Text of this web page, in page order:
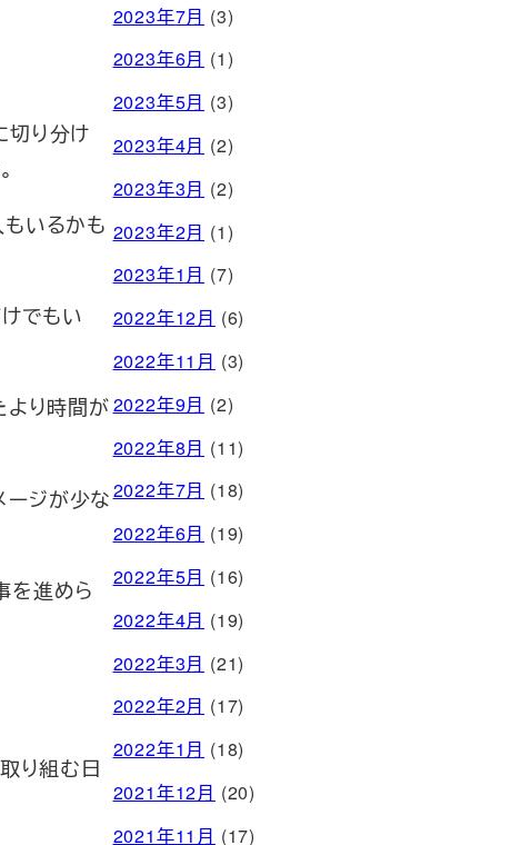
切り分け
いるかも
でもい
より時間が
ージが少な
を進めら
り組む日
2023年7月 (3)
2023年6月 (1)
2023年5月 (3)
2023年4月 (2)
2023年3月 (2)
2023年2月 (1)
2023年1月 (7)
2022年12月 (6)
2022年11月 (3)
2022年9月 (2)
2022年8月 (11)
2022年7月 (18)
2022年6月 (19)
2022年5月 (16)
2022年4月 (19)
2022年3月 (21)
2022年2月 (17)
2022年1月 (18)
2021年12月 (20)
2021年11月 (17)